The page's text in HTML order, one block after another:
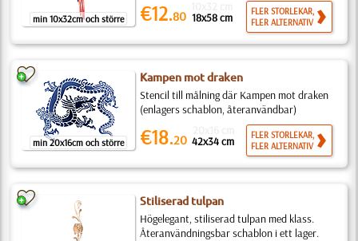
min 10x32cm och större €12.80 18x58 cm
FLER STORLEKAR,
FLER ALTERNATIV
min 20x16cm och större
Kampen mot draken
Stencil till målning där Kampen mot draken
(enlagers schablon, återanvändbar)
€18.20 42x34 cm
FLER STORLEKAR,
FLER ALTERNATIV
Stiliserad tulpan
Högelegant, stiliserad tulpan med klass.
Återanvändningsbar schablon i ett lager.